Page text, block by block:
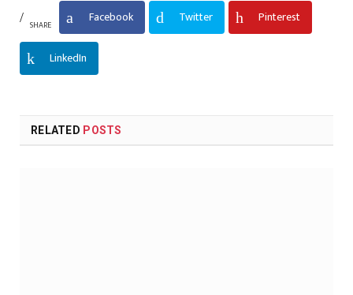
SHARE Facebook Twitter Pinterest
LinkedIn
RELATED POSTS